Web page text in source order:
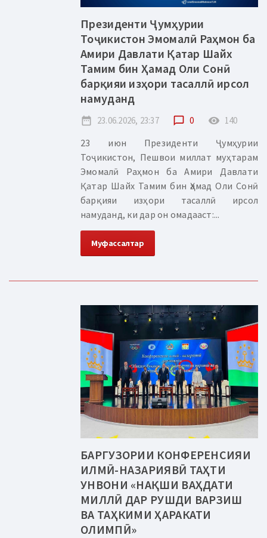
Президенти Ҷумҳурии
Тоҷикистон Эмомалӣ Раҳмон ба
Амири Давлати Қатар Шайх
Тамим бин Ҳамад Оли Сонӣ
барқияи изҳори тасаллӣ ирсол
намуданд
date_range 23.06.2026, 23:37 chat_bubble_outline 0 remove_red_eye 140
23 июн Президенти Ҷумҳурии
Тоҷикистон, Пешвои миллат муҳтарам
Эмомалӣ Раҳмон ба Амири Давлати
Қатар Шайх Тамим бин Ҳамад Оли Сонӣ
барқияи изҳори тасаллӣ ирсол
намуданд, ки дар он омадааст:...
Муфассалтар
БАРГУЗОРИИ КОНФЕРЕНСИЯИ
ИЛМӢ-НАЗАРИЯВӢ ТАҲТИ
УНВОНИ «НАҚШИ ВАҲДАТИ
МИЛЛӢ ДАР РУШДИ ВАРЗИШ
ВА ТАҲКИМИ ҲАРАКАТИ
ОЛИМПӢ»